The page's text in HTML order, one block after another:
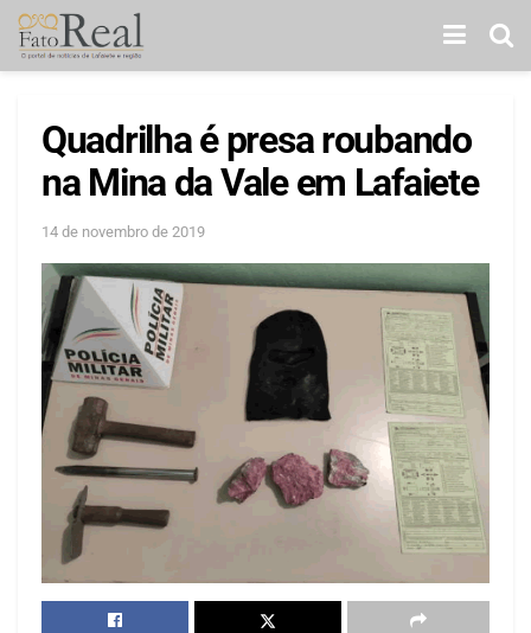
Quadrilha é presa roubando
na Mina da Vale em Lafaiete
14 de novembro de 2019